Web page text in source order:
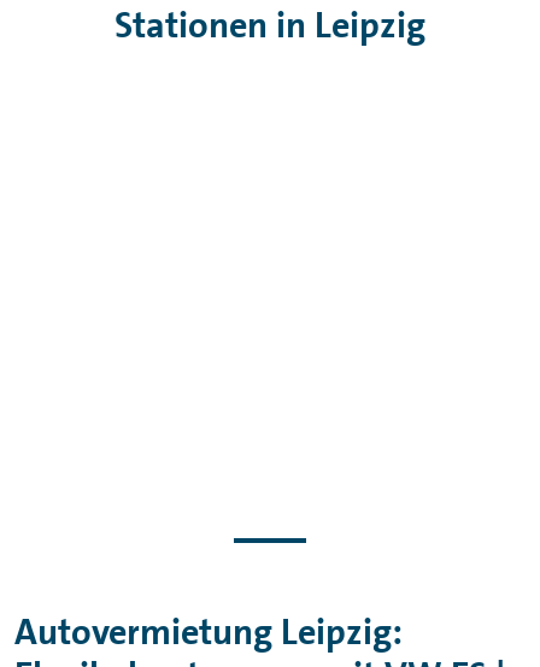
Stationen in Leipzig
Autovermietung Leipzig: